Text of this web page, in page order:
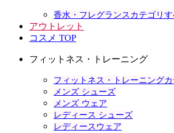
香水・フレグランスカテゴリす
アウトレット
コスメ TOP
フィットネス・トレーニング
フィットネス・トレーニング
メンズ シューズ
メンズ ウェア
レディース シューズ
レディースウェア